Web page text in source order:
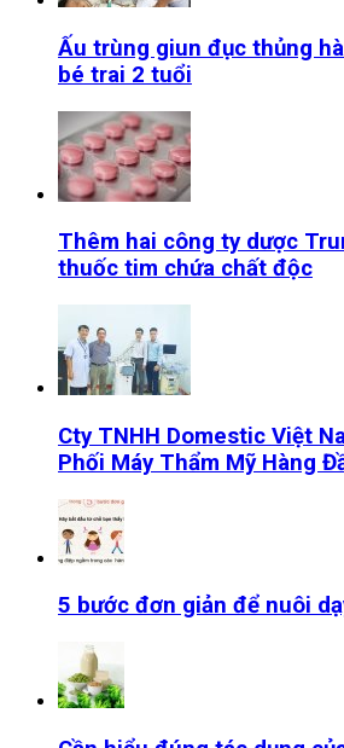
Ấu trùng giun đục thủng
bé trai 2 tuổi
Thêm hai công ty dược
thuốc tim chứa chất độc
Cty TNHH Domestic Việt
Phối Máy Thẩm Mỹ Hàng
5 bước đơn giản để nuôi